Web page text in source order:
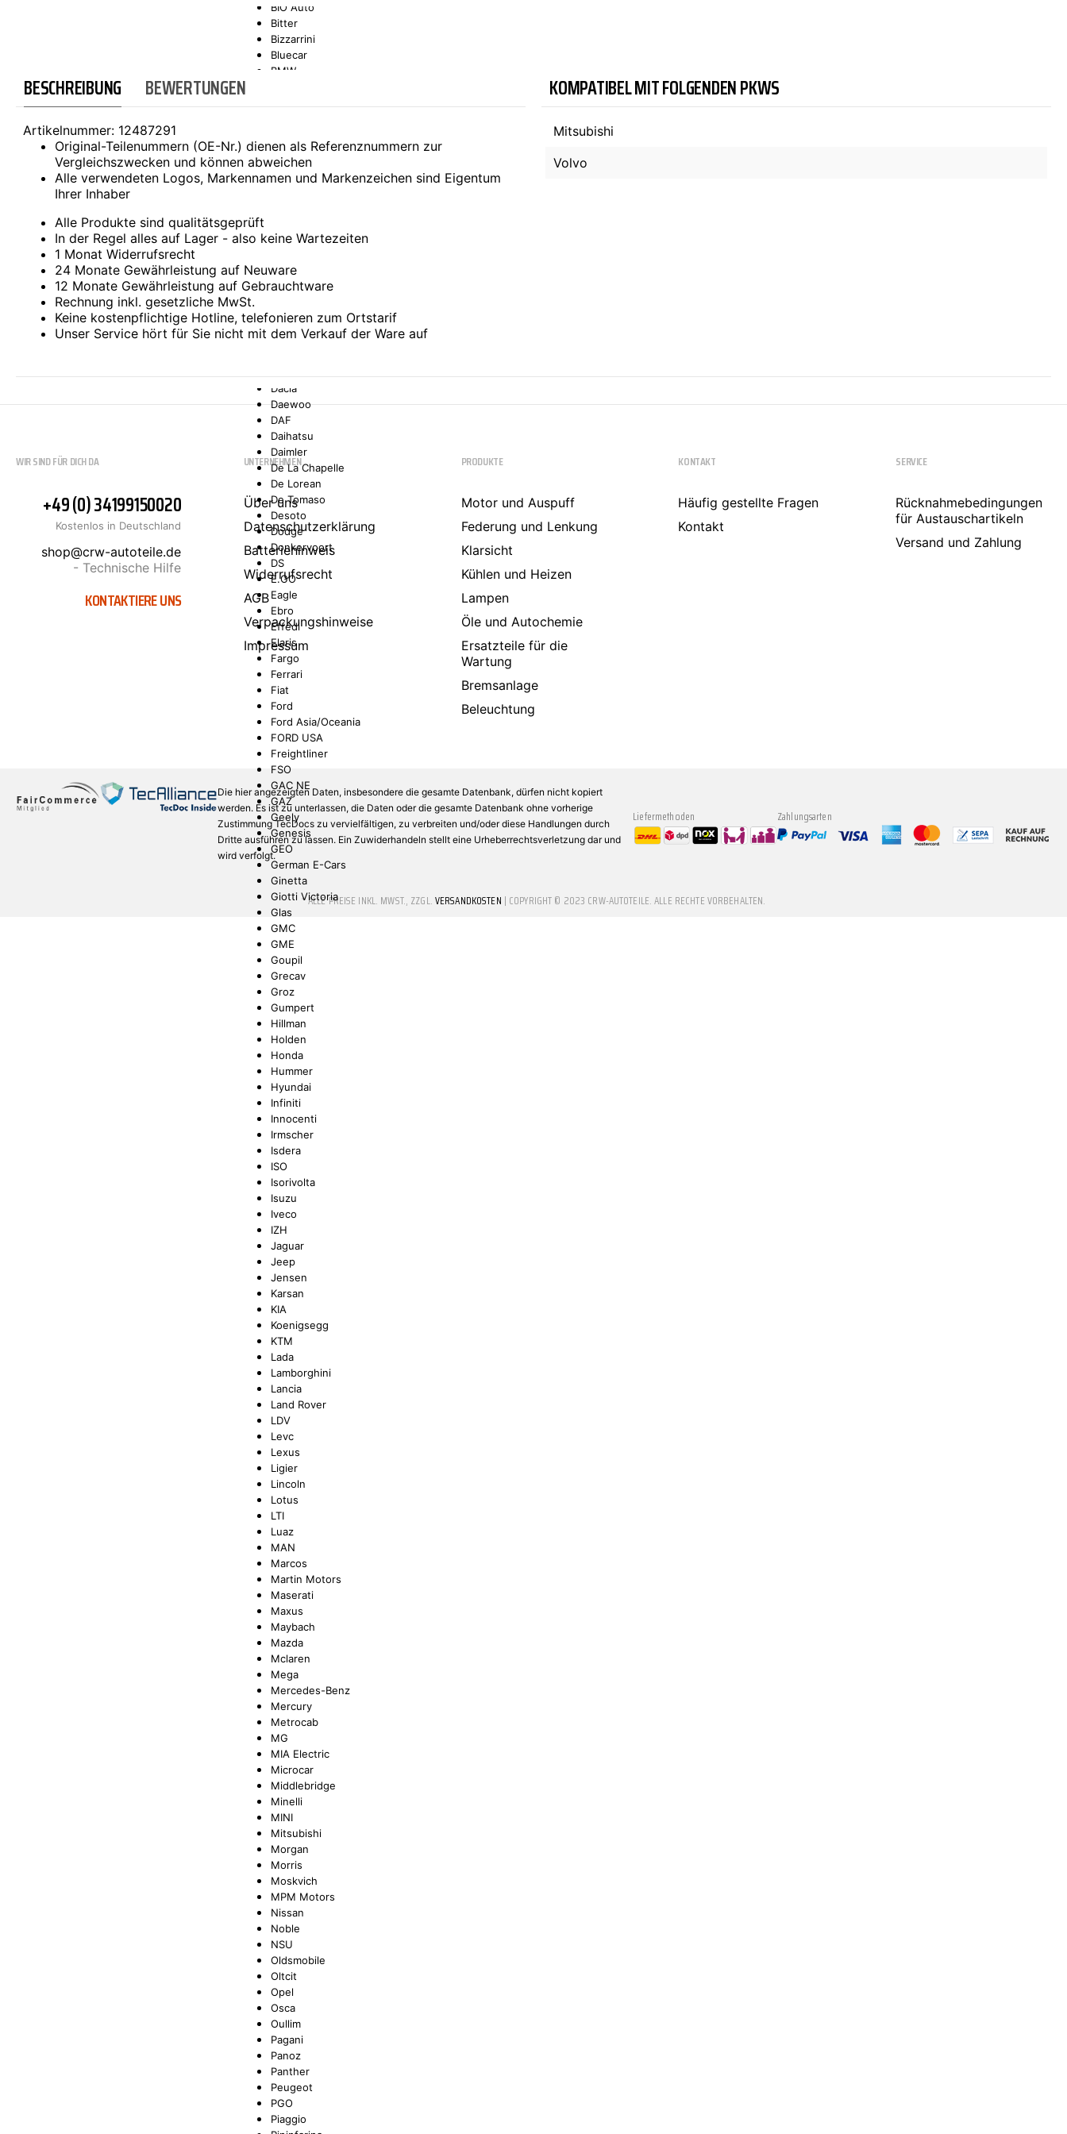
SONAX
BIO Auto
Bitter
Bizzarrini
Bluecar
BMW
Bugatti
Buick
Cadillac
Caterham
Chatenet
Checker
Chrysler
Citroën
Dacia
Daewoo
DAF
Daihatsu
Daimler
De La Chapelle
De Lorean
De Tomaso
Desoto
Dodge
Donkervoort
DS
E.GO
Eagle
Ebro
Effedi
Elaris
Fargo
Ferrari
Fiat
Ford
Ford Asia/Oceania
FORD USA
Freightliner
FSO
GAC NE
GAZ
Geely
Genesis
GEO
German E-Cars
Ginetta
Giotti Victoria
Glas
GMC
GME
Goupil
Grecav
Groz
Gumpert
Hillman
Holden
Honda
Hummer
Hyundai
Infiniti
Innocenti
Irmscher
Isdera
ISO
Isorivolta
Isuzu
Iveco
IZH
Jaguar
Jeep
Jensen
Karsan
KIA
Koenigsegg
KTM
Lada
Lamborghini
Lancia
Land Rover
LDV
Levc
Lexus
Ligier
Lincoln
Lotus
LTI
Luaz
MAN
Marcos
Martin Motors
Maserati
Maxus
Maybach
Mazda
Mclaren
Mega
Mercedes-Benz
Mercury
Metrocab
MG
MIA Electric
Microcar
Middlebridge
Minelli
MINI
Mitsubishi
Morgan
Morris
Moskvich
MPM Motors
Nissan
Noble
NSU
Oldsmobile
Oltcit
Opel
Osca
Oullim
Pagani
Panoz
Panther
Peugeot
PGO
Piaggio
BESCHREIBUNG BEWERTUNGEN
Artikelnummer: 12487291
Original-Teilenummern (OE-Nr.) dienen als Referenznummern zur
Vergleichszwecken und können abweichen
Alle verwendeten Logos, Markennamen und Markenzeichen sind Eigentum
Ihrer Inhaber
Alle Produkte sind qualitätsgeprüft
In der Regel alles auf Lager - also keine Wartezeiten
1 Monat Widerrufsrecht
24 Monate Gewährleistung auf Neuware
12 Monate Gewährleistung auf Gebrauchtware
Rechnung inkl. gesetzliche MwSt.
Keine kostenpflichtige Hotline, telefonieren zum Ortstarif
Unser Service hört für Sie nicht mit dem Verkauf der Ware auf
KOMPATIBEL MIT FOLGENDEN PKWS
Mitsubishi
Volvo
WIR SIND FÜR DICH DA
+49 (0) 34199150020
Kostenlos in Deutschland
shop@crw-autoteile.de
- Technische Hilfe
KONTAKTIERE UNS
UNTERNEHMEN
Über uns
Datenschutzerklärung
Batteriehinweis
Widerrufsrecht
AGB
Verpackungshinweise
Impressum
PRODUKTE
Motor und Auspuff
Federung und Lenkung
Klarsicht
Kühlen und Heizen
Lampen
Öle und Autochemie
Ersatzteile für die
Wartung
Bremsanlage
Beleuchtung
KONTAKT
Häufig gestellte Fragen
Kontakt
SERVICE
Rücknahmebedingungen
für Austauschartikeln
Versand und Zahlung
Die hier angezeigten Daten, insbesondere die gesamte Datenbank, dürfen nicht kopiert
werden. Es ist zu unterlassen, die Daten oder die gesamte Datenbank ohne vorherige
Zustimmung TecDocs zu vervielfältigen, zu verbreiten und/oder diese Handlungen durch
Dritte ausführen zu lassen. Ein Zuwiderhandeln stellt eine Urheberrechtsverletzung dar und
wird verfolgt.
Liefermethoden Zahlungsarten
* ALLE PREISE INKL. MWST., ZZGL.VERSANDKOSTEN | COPYRIGHT © 2023 CRW-AUTOTEILE. ALLE RECHTE VORBEHALTEN.